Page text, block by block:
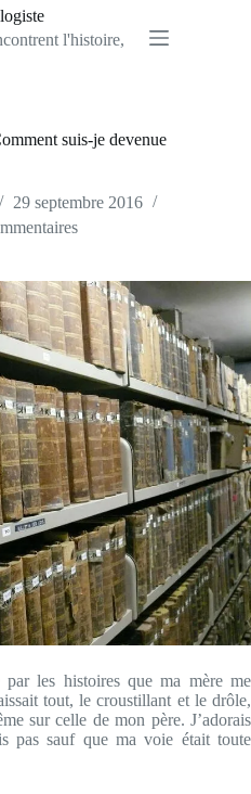
l'histoire,
suis-je devenue
29 septembre 2016
les histoires que ma mère me
tout, le croustillant et le drôle,
sur celle de mon père. J’adorais
pas sauf que ma voie était toute